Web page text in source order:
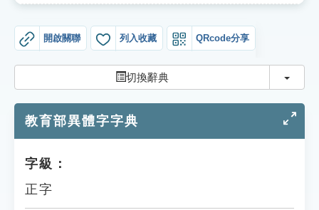
貓頭鷹博士
開啟關聯 列入收藏 QRcode分享
切換辭典 切換
教育部異體字字典
字級：
正字